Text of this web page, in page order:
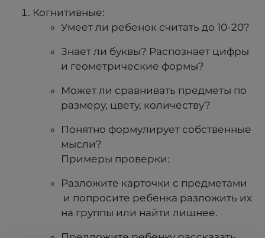
Когнитивные:
Умеет ли ребенок считать до 10-20?
Знает ли буквы? Распознает цифры
и геометрические формы?
Может ли сравнивать предметы по
размеру, цвету, количеству?
Понятно формулирует собственные
мысли?
Примеры проверки:
Разложите карточки с предметами
и попросите ребенка разложить их
на группы или найти лишнее.